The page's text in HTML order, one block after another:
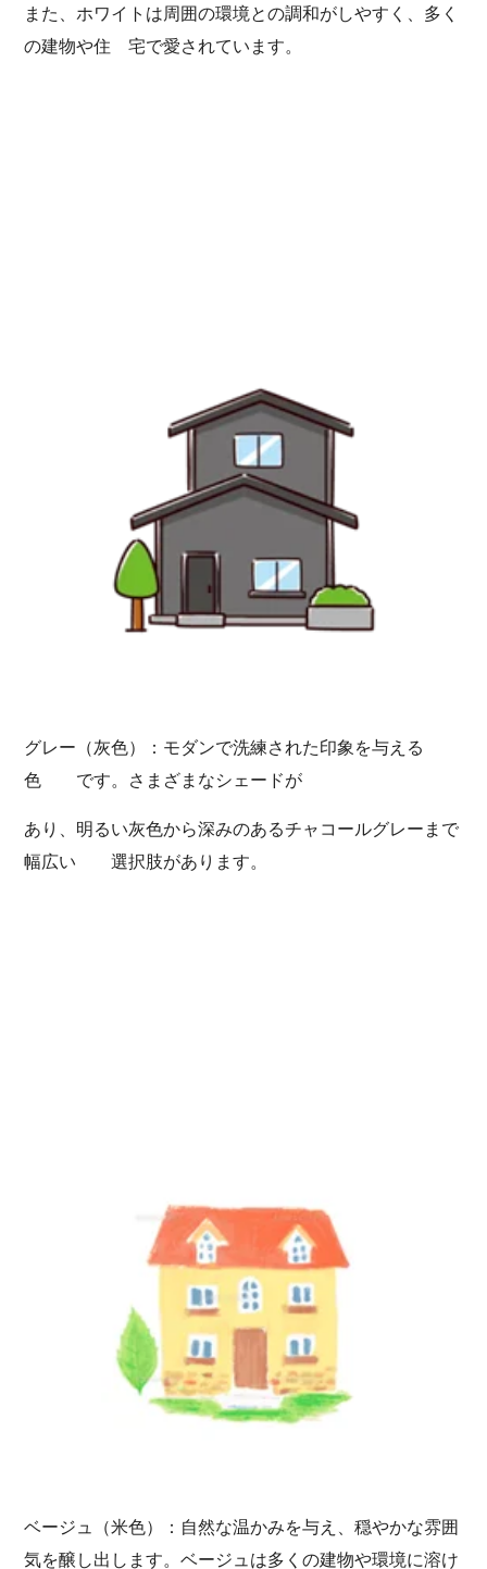
また、ホワイトは周囲の環境との調和がしやすく、多く
の建物や住 宅で愛されています。
グレー（灰色）：モダンで洗練された印象を与える
色 です。さまざまなシェードが
あり、明るい灰色から深みのあるチャコールグレーまで
幅広い 選択肢があります。
ベージュ（米色）：自然な温かみを与え、穏やかな雰囲
気を醸し出します。ベージュは多くの建物や環境に溶け